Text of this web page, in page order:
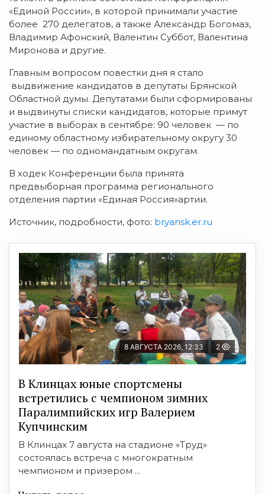
«Единой России», в которой принимали участие
более 270 делегатов, а также Александр Богомаз,
Владимир Афонский, Валентин Суббот, Валентина
Миронова и другие.
Главным вопросом повестки дня я стало
выдвижение кандидатов в депутаты Брянской
Областной думы. Депутатами были сформированы
и выдвинуты списки кандидатов, которые примут
участие в выборах в сентябре: 90 человек — по
единому областному избирательному округу 30
человек — по одномандатным округам.
В ходек Конференции была принята
предвыборная программа регионального
отделения партии «Единая Россия»артии.
Источник, подробности, фото: bryansk.er.ru
8 АВГУСТА 2026, 12:33 2
В Клинцах юные спортсмены
встретились с чемпионом зимних
Паралимпийских игр Валерием
Купчинским
В Клинцах 7 августа на стадионе «Труд»
состоялась встреча с многократным
чемпионом и призером ...